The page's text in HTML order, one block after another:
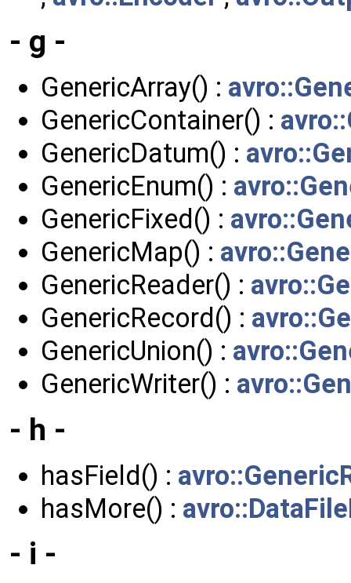
- g -
GenericArray() :
GenericContainer() :
GenericDatum() :
GenericEnum() :
GenericFixed() :
GenericMap() :
GenericReader() :
GenericRecord() :
GenericUnion() :
GenericWriter() :
- h -
hasField() :
hasMore() :
- i -